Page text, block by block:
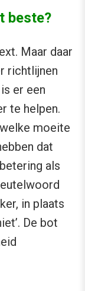
beste?
Maar daar
richtlijnen
er een
te helpen.
moeite
dat
als
in plaats
De bot